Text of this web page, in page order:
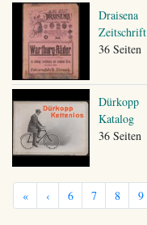
Draisena
Zeitschrift
36 Seiten
Dürkopp
Katalog
36 Seiten
« ‹ 6 7 8 9